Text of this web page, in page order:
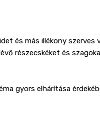
és más illékony
részecskéket és
gyors elhárítása